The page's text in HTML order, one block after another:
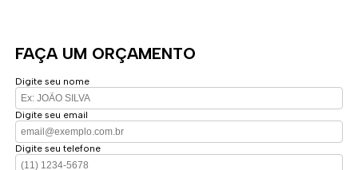
FAÇA UM ORÇAMENTO
Digite seu nome
Digite seu email
Digite seu telefone